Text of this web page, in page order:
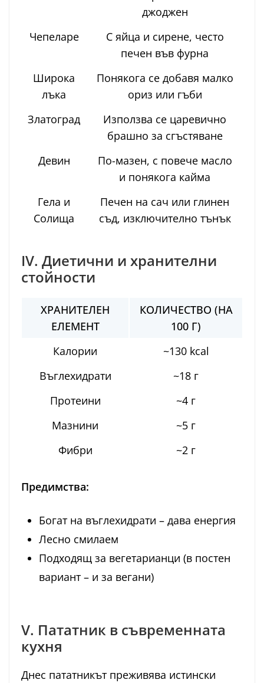
джоджен
Чепеларе
С яйца и сирене, често
печен във фурна
Широка
лъка
Понякога се добавя малко
ориз или гъби
Златоград
Използва се царевично
брашно за сгъстяване
Девин
По-мазен, с повече масло
и понякога кайма
Гела и
Солища
Печен на сач или глинен
съд, изключително тънък
IV. Диетични и хранителни
стойности
ХРАНИТЕЛЕН
ЕЛЕМЕНТ
КОЛИЧЕСТВО (НА
100 Г)
Калории
~130 kcal
Въглехидрати
~18 г
Протеини
~4 г
Мазнини
~5 г
Фибри
~2 г
Предимства:
Богат на въглехидрати – дава енергия
Лесно смилаем
Подходящ за вегетарианци (в постен
вариант – и за вегани)
V. Пататник в съвременната
кухня
Днес пататникът преживява истински